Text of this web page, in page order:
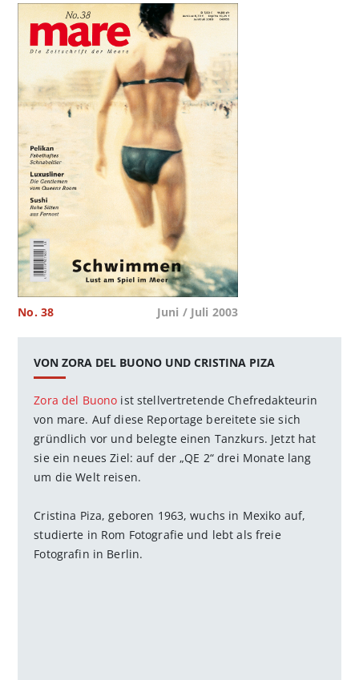
No. 38 Juni / Juli 2003
VON ZORA DEL BUONO UND CRISTINA PIZA
Zora del Buono ist stellvertretende Chefredakteurin
von mare. Auf diese Reportage bereitete sie sich
gründlich vor und belegte einen Tanzkurs. Jetzt hat
sie ein neues Ziel: auf der „QE 2“ drei Monate lang
um die Welt reisen.
Cristina Piza, geboren 1963, wuchs in Mexiko auf,
studierte in Rom Fotografie und lebt als freie
Fotografin in Berlin.